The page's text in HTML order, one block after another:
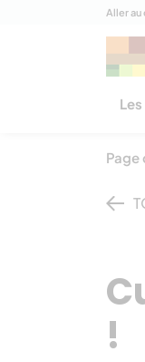
Panneau de gestion
Aller au
Page
!